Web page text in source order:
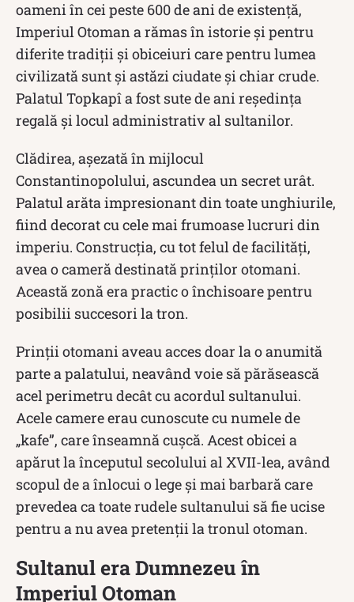
oameni în cei peste 600 de ani de existență,
Imperiul Otoman a rămas în istorie și pentru
diferite tradiții și obiceiuri care pentru lumea
civilizată sunt și astăzi ciudate și chiar crude.
Palatul Topkapî a fost sute de ani reședința
regală și locul administrativ al sultanilor.
Clădirea, așezată în mijlocul
Constantinopolului, ascundea un secret urât.
Palatul arăta impresionant din toate unghiurile,
fiind decorat cu cele mai frumoase lucruri din
imperiu. Construcția, cu tot felul de facilități,
avea o cameră destinată prinților otomani.
Această zonă era practic o închisoare pentru
posibilii succesori la tron.
Prinții otomani aveau acces doar la o anumită
parte a palatului, neavând voie să părăsească
acel perimetru decât cu acordul sultanului.
Acele camere erau cunoscute cu numele de
„kafe”, care înseamnă cușcă. Acest obicei a
apărut la începutul secolului al XVII-lea, având
scopul de a înlocui o lege și mai barbară care
prevedea ca toate rudele sultanului să fie ucise
pentru a nu avea pretenţii la tronul otoman.
Sultanul era Dumnezeu în
Imperiul Otoman